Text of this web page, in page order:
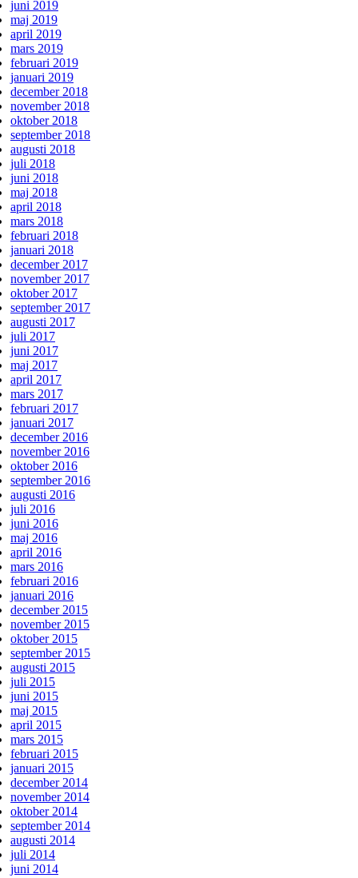
juni 2019
maj 2019
april 2019
mars 2019
februari 2019
januari 2019
december 2018
november 2018
oktober 2018
september 2018
augusti 2018
juli 2018
juni 2018
maj 2018
april 2018
mars 2018
februari 2018
januari 2018
december 2017
november 2017
oktober 2017
september 2017
augusti 2017
juli 2017
juni 2017
maj 2017
april 2017
mars 2017
februari 2017
januari 2017
december 2016
november 2016
oktober 2016
september 2016
augusti 2016
juli 2016
juni 2016
maj 2016
april 2016
mars 2016
februari 2016
januari 2016
december 2015
november 2015
oktober 2015
september 2015
augusti 2015
juli 2015
juni 2015
maj 2015
april 2015
mars 2015
februari 2015
januari 2015
december 2014
november 2014
oktober 2014
september 2014
augusti 2014
juli 2014
juni 2014